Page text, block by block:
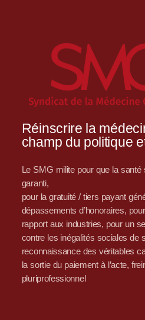
Réinscrire la
champ du politique
Le SMG milite pour que la santé
garanti,
pour la gratuité / tiers payant
dépassements d’honoraires,
rapport aux industries, pour un
contre les inégalités sociales de
reconnaissance des véritables
la sortie du paiement à l’acte,
pluriprofessionnel